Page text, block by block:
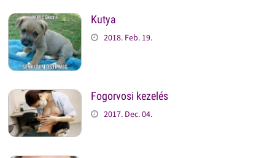
Kutya
2018. Feb. 19.
Fogorvosi kezelés
2017. Dec. 04.